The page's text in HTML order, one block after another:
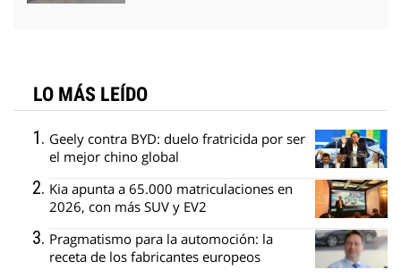
LO MÁS LEÍDO
Geely contra BYD: duelo fratricida por ser
el mejor chino global
Kia apunta a 65.000 matriculaciones en
2026, con más SUV y EV2
Pragmatismo para la automoción: la
receta de los fabricantes europeos